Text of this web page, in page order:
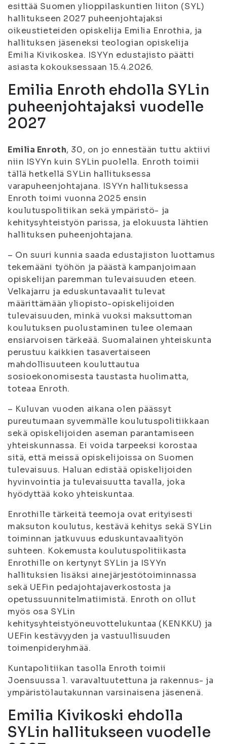
esittää Suomen ylioppilaskuntien liiton (SYL)
hallitukseen 2027 puheenjohtajaksi
oikeustieteiden opiskelija Emilia Enrothia, ja
hallituksen jäseneksi teologian opiskelija
Emilia Kivikoskea. ISYYn edustajisto päätti
asiasta kokouksessaan 15.4.2026.
Emilia Enroth ehdolla SYLin
puheenjohtajaksi vuodelle
2027
Emilia Enroth, 30, on jo ennestään tuttu aktiivi
niin ISYYn kuin SYLin puolella. Enroth toimii
tällä hetkellä SYLin hallituksessa
varapuheenjohtajana. ISYYn hallituksessa
Enroth toimi vuonna 2025 ensin
koulutuspolitiikan sekä ympäristö- ja
kehitysyhteistyön parissa, ja elokuusta lähtien
hallituksen puheenjohtajana.
– On suuri kunnia saada edustajiston luottamus
tekemääni työhön ja päästä kampanjoimaan
opiskelijan paremman tulevaisuuden eteen.
Velkajarru ja eduskuntavaalit tulevat
määrittämään yliopisto-opiskelijoiden
tulevaisuuden, minkä vuoksi maksuttoman
koulutuksen puolustaminen tulee olemaan
ensiarvoisen tärkeää. Suomalainen yhteiskunta
perustuu kaikkien tasavertaiseen
mahdollisuuteen kouluttautua
sosioekonomisesta taustasta huolimatta,
toteaa Enroth.
– Kuluvan vuoden aikana olen päässyt
pureutumaan syvemmälle koulutuspolitiikkaan
sekä opiskelijoiden aseman parantamiseen
yhteiskunnassa. Ei voida tarpeeksi korostaa
sitä, että meissä opiskelijoissa on Suomen
tulevaisuus. Haluan edistää opiskelijoiden
hyvinvointia ja tulevaisuutta tavalla, joka
hyödyttää koko yhteiskuntaa.
Enrothille tärkeitä teemoja ovat erityisesti
maksuton koulutus, kestävä kehitys sekä SYLin
toiminnan jatkuvuus eduskuntavaalityön
suhteen. Kokemusta koulutuspolitiikasta
Enrothille on kertynyt SYLin ja ISYYn
hallituksien lisäksi ainejärjestötoiminnassa
sekä UEFin pedajohtajaverkostosta ja
opetussuunnitelmatiimistä. Enroth on ollut
myös osa SYLin
kehitysyhteistyöneuvottelukuntaa (KENKKU) ja
UEFin kestävyyden ja vastuullisuuden
toimenpideryhmää.
Kuntapolitiikan tasolla Enroth toimii
Joensuussa 1. varavaltuutettuna ja rakennus- ja
ympäristölautakunnan varsinaisena jäsenenä.
Emilia Kivikoski ehdolla
SYLin hallitukseen vuodelle